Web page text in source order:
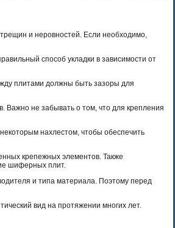
и неровностей. Если необходимо,
способ укладки в зависимости от
плитами должны быть зазоры для
Важно не забывать о том, что для крепления
нахлестом, чтобы обеспечить
крепежных элементов. Также
шиферных плит.
и типа материала. Поэтому перед
вид на протяжении многих лет.